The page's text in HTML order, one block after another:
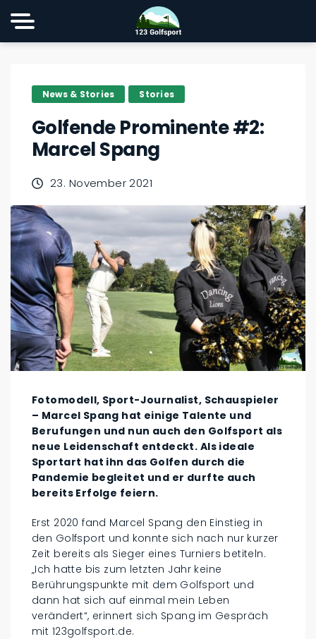
News & Stories Stories
Golfende Prominente #2:
Marcel Spang
23. November 2021
Fotomodell, Sport-Journalist, Schauspieler
– Marcel Spang hat einige Talente und
Berufungen und nun auch den Golfsport als
neue Leidenschaft entdeckt. Als ideale
Sportart hat ihn das Golfen durch die
Pandemie begleitet und er durfte auch
bereits Erfolge feiern.
Erst 2020 fand Marcel Spang den Einstieg in
den Golfsport und konnte sich nach nur kurzer
Zeit bereits als Sieger eines Turniers betiteln.
„Ich hatte bis zum letzten Jahr keine
Berührungspunkte mit dem Golfsport und
dann hat sich auf einmal mein Leben
verändert“, erinnert sich Spang im Gespräch
mit 123golfsport.de.